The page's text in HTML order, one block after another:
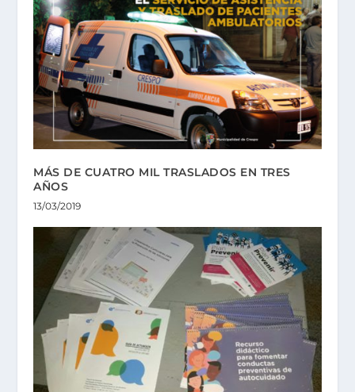
MÁS DE CUATRO MIL TRASLADOS EN TRES
AÑOS
13/03/2019